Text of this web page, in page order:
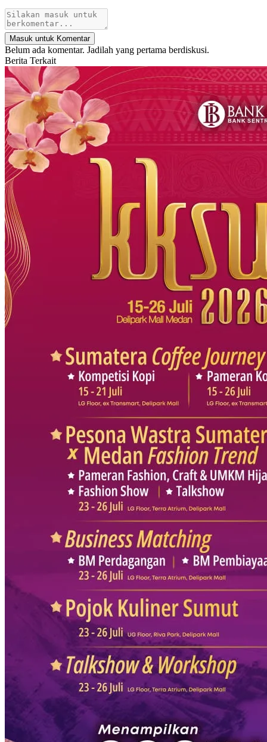
Masuk untuk Komentar
Belum ada komentar. Jadilah yang pertama berdiskusi.
Berita Terkait